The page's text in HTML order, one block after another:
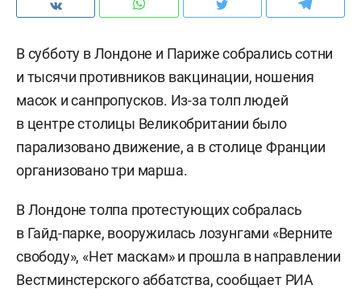
В субботу в Лондоне и Париже собрались сотни
и тысячи противников вакцинации, ношения
масок и санпропусков. Из-за толп людей
в центре столицы Великобритании было
парализовано движение, а в столице Франции
организовано три марша.
В Лондоне толпа протестующих собралась
в Гайд-парке, вооружилась лозунгами «Верните
свободу», «Нет маскам» и прошла в направлении
Вестминстерского аббатства,сообщаетРИА